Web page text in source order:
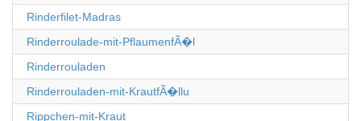
Rinderfilet-Madras
Rinderroulade-mit-PflaumenfÃ�l
Rinderrouladen
Rinderrouladen-mit-KrautfÃ�llu
Rippchen-mit-Kraut